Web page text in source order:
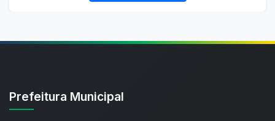
Prefeitura Municipal